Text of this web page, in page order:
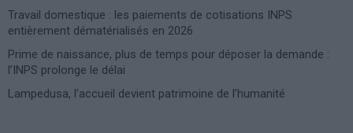
Travail domestique : les paiements de cotisations INPS
entièrement dématérialisés en 2026
Prime de naissance, plus de temps pour déposer la demande :
l’INPS prolonge le délai
Lampedusa, l’accueil devient patrimoine de l’humanité